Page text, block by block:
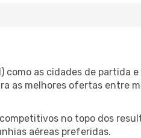
como as cidades de partida
as melhores ofertas entre
no topo dos
aéreas preferidas.